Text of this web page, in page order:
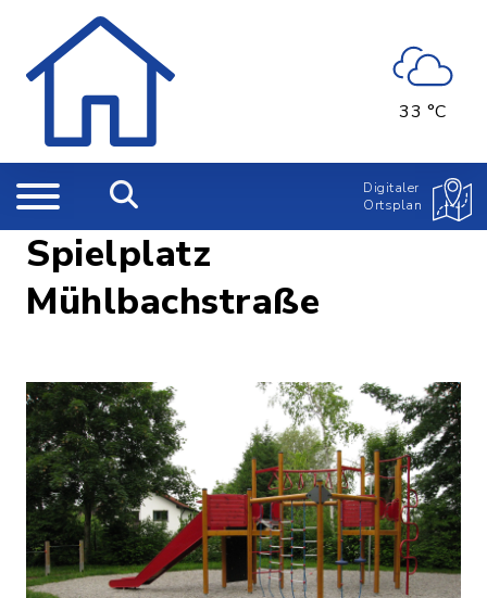
33 °C
Digitaler
Ortsplan
Spielplatz
Mühlbachstraße